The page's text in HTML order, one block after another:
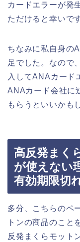
カードエラーが発
ただけると幸いで
ちなみに私自身の
足でした。なので
入してANAカード
ANAカード会社に
もらうといいかも
高反発まく
が使えない
有効期限切
多分、こちらのペ
トンの商品のこと
反発まくらモット